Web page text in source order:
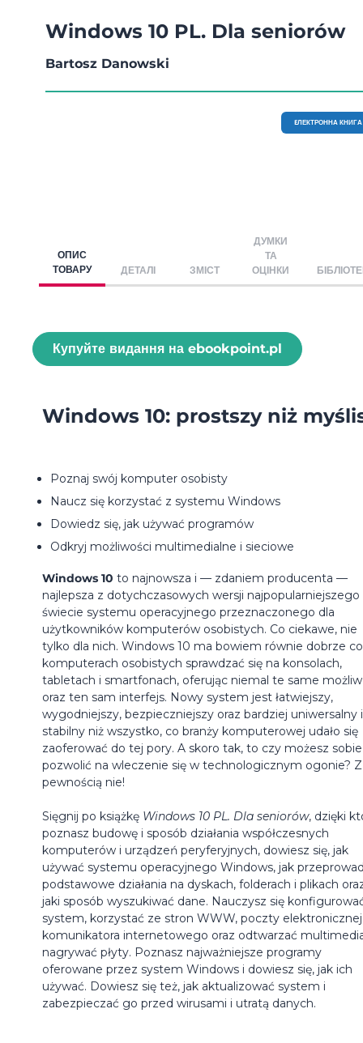
Windows 10 PL. Dla seniorów
Bartosz Danowski
EЛЕКТРОННА КНИГА
ОПИС
ТОВАРУ
ДЕТАЛІ ЗМІСТ
ДУМКИ
ТА
ОЦІНКИ
Купуйте видання на ebookpoint.pl
Windows 10: prostszy niż
Poznaj swój komputer osobisty
Naucz się korzystać z systemu Windows
Dowiedz się, jak używać programów
Odkryj możliwości multimedialne i sieciowe
Windows 10 to najnowsza i — zdaniem producenta —
najlepsza z dotychczasowych wersji najpopularniejszego
świecie systemu operacyjnego przeznaczonego dla
użytkowników komputerów osobistych. Co ciekawe, nie
tylko dla nich. Windows 10 ma bowiem równie dobrze
komputerach osobistych sprawdzać się na konsolach,
tabletach i smartfonach, oferując niemal te same
oraz ten sam interfejs. Nowy system jest łatwiejszy,
wygodniejszy, bezpieczniejszy oraz bardziej uniwersalny i
stabilny niż wszystko, co branży komputerowej udało się
zaoferować do tej pory. A skoro tak, to czy możesz sobie
pozwolić na wleczenie się w technologicznym ogonie? Z
pewnością nie!
Sięgnij po książkę Windows 10 PL. Dla seniorów, dzięki
poznasz budowę i sposób działania współczesnych
komputerów i urządzeń peryferyjnych, dowiesz się, jak
używać systemu operacyjnego Windows, jak
podstawowe działania na dyskach, folderach i plikach
jaki sposób wyszukiwać dane. Nauczysz się
system, korzystać ze stron WWW, poczty
komunikatora internetowego oraz odtwarzać
nagrywać płyty. Poznasz najważniejsze programy
oferowane przez system Windows i dowiesz się, jak ich
używać. Dowiesz się też, jak aktualizować system i
zabezpieczać go przed wirusami i utratą danych.